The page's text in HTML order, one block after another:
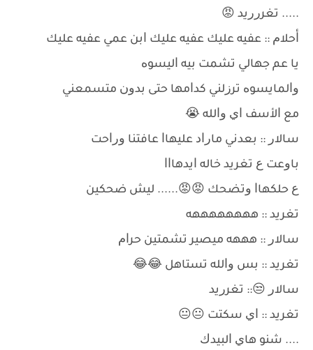
..... ﺗﻐﺮﺭﺭﻳﺪ 😡
ﺃﺣﻼﻡ :: ﻋﻔﻴﻪ ﻋﻠﻴﻚ ﻋﻔﻴﻪ ﻋﻠﻴﻚ ﺍﺑﻦ ﻋﻤﻲ ﻋﻔﻴﻪ ﻋﻠﻴﻚ
ﻳﺎ ﻋﻢ ﺟﻬﺎﻟﻲ ﺗﺸﻤﺖ ﺑﻴﻪ ﺍﻟﻴﺴﻮﻩ
ﻭﺍﻟﻤﺎﻳﺴﻮﻩ ﺗﺮﺯﻟﻨﻲ ﻛﺪﺍﻣﻬﺎ ﺣﺘﻰ ﺑﺪﻭﻥ ﻣﺘﺴﻤﻌﻨﻲ
ﻣﻊ ﺍﻷﺳﻒ ﺍﻱ ﻭﺍﻟﻠﻪ 😭
ﺳﺎﻻﺭ :: ﺑﻌﺪﻧﻲ ﻣﺎﺭﺍﺩ ﻋﻠﻴﻬﺎﺍ ﻋﺎﻓﺘﻨﺎ ﻭﺭﺍﺣﺖ
ﺑﺎﻭﻋﺖ ﻉ ﺗﻐﺮﻳﺪ ﺧﺎﻟﻪ ﺍﻳﺪﻫﺎﺍﺍ
ﻉ ﺣﻠﻜﻬﺎﺍ ﻭﺗﻀﺤﻚ 😡😡...... ﻟﻴﺶ ﺿﺤﻜﻴﻦ
ﺗﻐﺮﻳﺪ :: ﻫﻬﻬﻬﻬﻬﻬﻬﻪ
ﺳﺎﻻﺭ :: ﻫﻬﻬﻪ ﻣﻴﺼﻴﺮ ﺗﺸﻤﺘﻴﻦ ﺣﺮﺍﻡ
ﺗﻐﺮﻳﺪ :: ﺑﺲ ﻭﺍﻟﻠﻪ ﺗﺴﺘﺎﻫﻞ 😂😂
ﺳﺎﻻﺭ 😒:: ﺗﻐﺮﺭﻳﺪ
ﺗﻐﺮﻳﺪ :: ﺍﻱ ﺳﻜﺘﺖ 😐😐
.... ﺷﻨﻮ ﻫﺎﻱ ﺍﻟﺒﻴﺪﻙ